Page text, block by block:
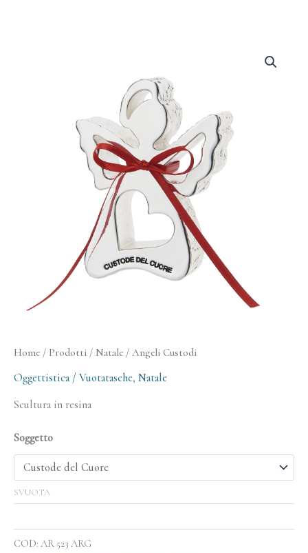
Home / Prodotti / Natale / Angeli Custodi
Oggettistica / Vuotatasche, Natale
Scultura in resina
Soggetto
SVUOTA
COD: AR 523 ARG